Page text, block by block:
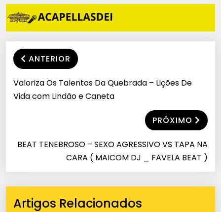
ANTERIOR
Valoriza Os Talentos Da Quebrada – Lições De
Vida com Lindão e Caneta
PRÓXIMO
BEAT TENEBROSO – SEXO AGRESSIVO VS TAPA NA
CARA ( MAICOM DJ _ FAVELA BEAT )
Artigos Relacionados